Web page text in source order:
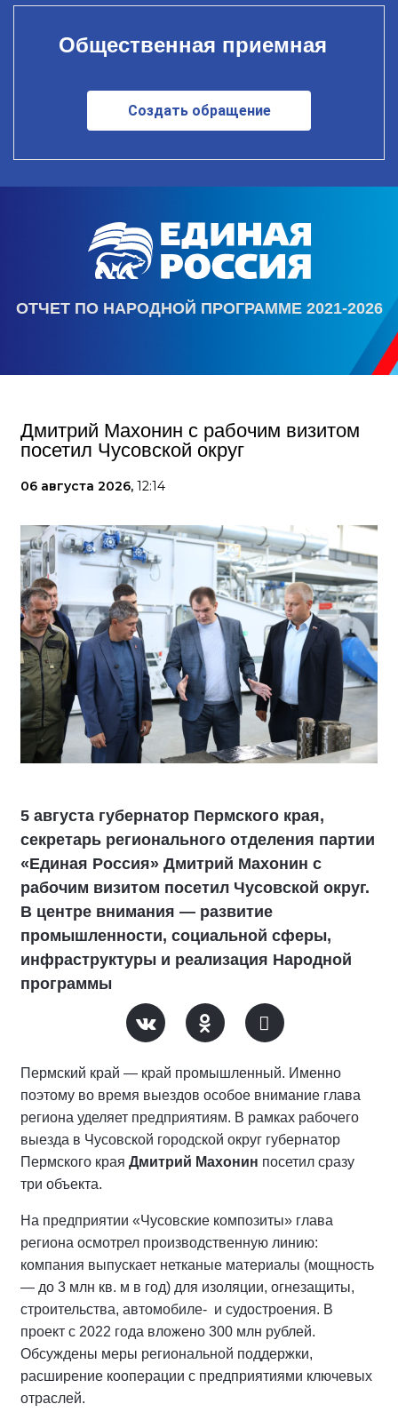
Общественная приемная
Создать обращение
ОТЧЕТ ПО НАРОДНОЙ ПРОГРАММЕ 2021-2026
Дмитрий Махонин с рабочим визитом
посетил Чусовской округ
06 августа 2026, 12:14
5 августа губернатор Пермского края,
секретарь регионального отделения партии
«Единая Россия» Дмитрий Махонин с
рабочим визитом посетил Чусовской округ.
В центре внимания — развитие
промышленности, социальной сферы,
инфраструктуры и реализация Народной
программы
Пермский край — край промышленный. Именно
поэтому во время выездов особое внимание глава
региона уделяет предприятиям. В рамках рабочего
выезда в Чусовской городской округ губернатор
Пермского края Дмитрий Махонин посетил сразу
три объекта.
На предприятии «Чусовские композиты» глава
региона осмотрел производственную линию:
компания выпускает нетканые материалы (мощность
— до 3 млн кв. м в год) для изоляции, огнезащиты,
строительства, автомобиле- и судостроения. В
проект с 2022 года вложено 300 млн рублей.
Обсуждены меры региональной поддержки,
расширение кооперации с предприятиями ключевых
отраслей.